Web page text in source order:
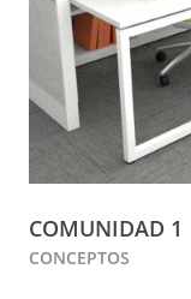
COMUNIDAD 1
CONCEPTOS